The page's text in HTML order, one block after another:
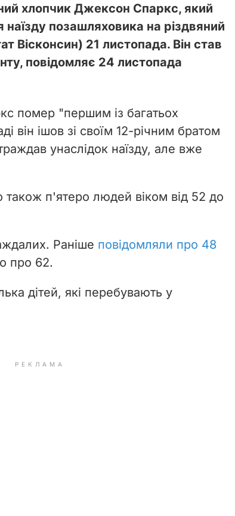
хлопчик Джексон Спаркс, який
наїзду позашляховика на різдвяний
Вісконсин) 21 листопада. Він став
повідомляє 24 листопада
помер "першим із багатьох
він ішов зі своїм 12-річним братом
унаслідок наїзду, але вже
також п'ятеро людей віком від 52 до
Раніше повідомляли про 48
про 62.
дітей, які перебувають у
РЕКЛАМА